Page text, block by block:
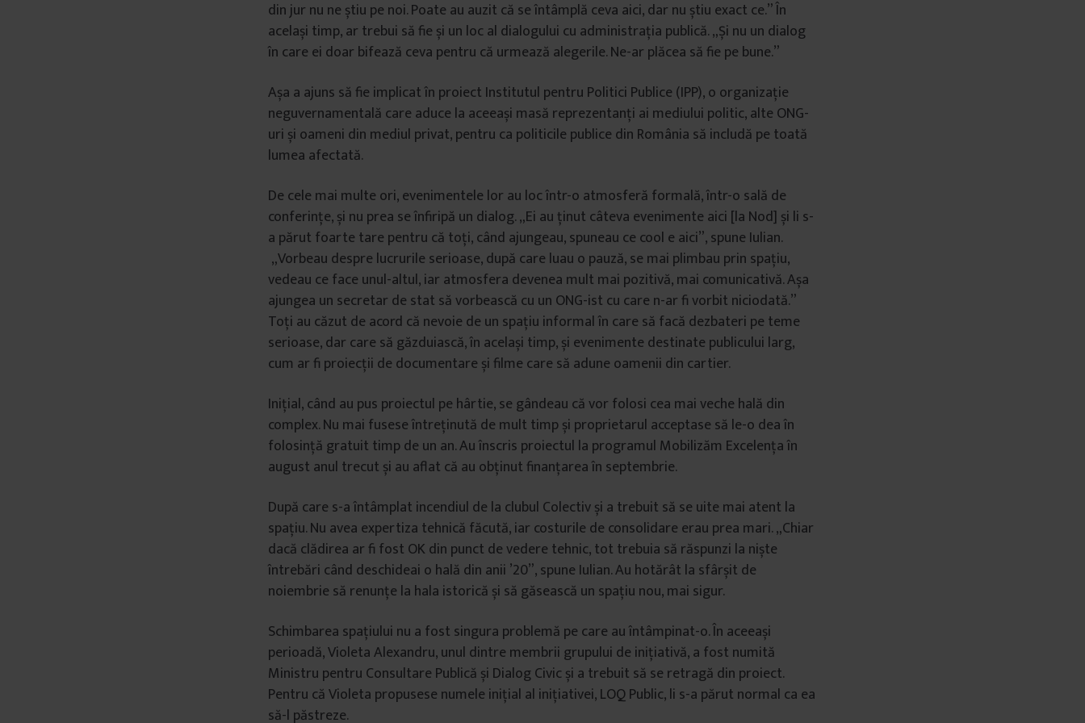
din jur nu ne știu pe noi. Poate au auzit că se întâmplă ceva aici, dar nu știu exact ce.” În
același timp, ar trebui să fie și un loc al dialogului cu administrația publică. „Și nu un dialog
în care ei doar bifează ceva pentru că urmează alegerile. Ne-ar plăcea să fie pe bune.”
Așa a ajuns să fie implicat în proiect Institutul pentru Politici Publice (IPP), o organizație
neguvernamentală care aduce la aceeași masă reprezentanți ai mediului politic, alte ONG-
uri și oameni din mediul privat, pentru ca politicile publice din România să includă pe toată
lumea afectată.
De cele mai multe ori, evenimentele lor au loc într-o atmosferă formală, într-o sală de
conferințe, și nu prea se înfiripă un dialog. „Ei au ținut câteva evenimente aici [la Nod] și li s-
a părut foarte tare pentru că toți, când ajungeau, spuneau ce cool e aici”, spune Iulian.
„Vorbeau despre lucrurile serioase, după care luau o pauză, se mai plimbau prin spațiu,
vedeau ce face unul-altul, iar atmosfera devenea mult mai pozitivă, mai comunicativă. Așa
ajungea un secretar de stat să vorbească cu un ONG-ist cu care n-ar fi vorbit niciodată.”
Toți au căzut de acord că nevoie de un spațiu informal în care să facă dezbateri pe teme
serioase, dar care să găzduiască, în același timp, și evenimente destinate publicului larg,
cum ar fi proiecții de documentare și filme care să adune oamenii din cartier.
Inițial, când au pus proiectul pe hârtie, se gândeau că vor folosi cea mai veche hală din
complex. Nu mai fusese întreținută de mult timp și proprietarul acceptase să le-o dea în
folosință gratuit timp de un an. Au înscris proiectul la programul Mobilizăm Excelența în
august anul trecut și au aflat că au obținut finanțarea în septembrie.
După care s-a întâmplat incendiul de la clubul Colectiv și a trebuit să se uite mai atent la
spațiu. Nu avea expertiza tehnică făcută, iar costurile de consolidare erau prea mari. „Chiar
dacă clădirea ar fi fost OK din punct de vedere tehnic, tot trebuia să răspunzi la niște
întrebări când deschideai o hală din anii ’20”, spune Iulian. Au hotărât la sfârșit de
noiembrie să renunțe la hala istorică și să găsească un spațiu nou, mai sigur.
Schimbarea spațiului nu a fost singura problemă pe care au întâmpinat-o. În aceeași
perioadă, Violeta Alexandru, unul dintre membrii grupului de inițiativă, a fost numită
Ministru pentru Consultare Publică și Dialog Civic și a trebuit să se retragă din proiect.
Pentru că Violeta propusese numele inițial al inițiativei, LOQ Public, li s-a părut normal ca ea
să-l păstreze.